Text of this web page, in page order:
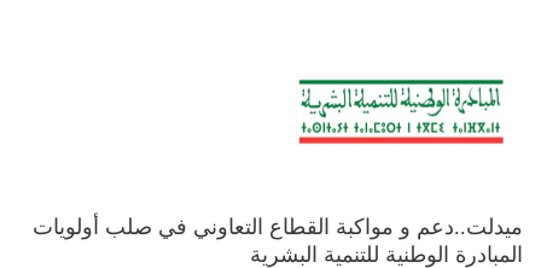
ميدلت..دعم و مواكبة القطاع التعاوني في صلب أولويات
المبادرة الوطنية للتنمية البشرية